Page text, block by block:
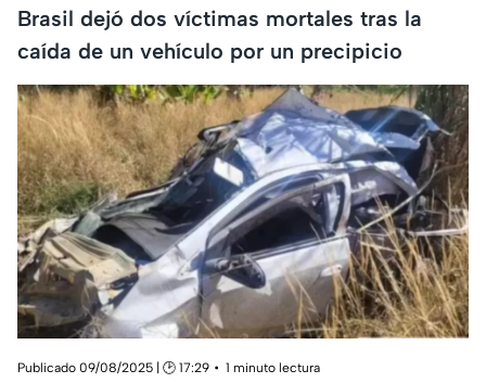
Brasil dejó dos víctimas mortales tras la
caída de un vehículo por un precipicio
Publicado 09/08/2025 | 🕑 17:29
1 minuto lectura